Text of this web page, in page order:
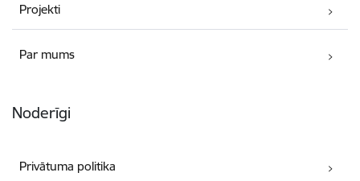
Projekti
Par mums
Noderīgi
Privātuma politika